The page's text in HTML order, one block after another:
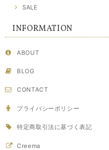
SALE
INFORMATION
ABOUT
BLOG
CONTACT
プライバシーポリシー
特定商取引法に基づく表記
Creema